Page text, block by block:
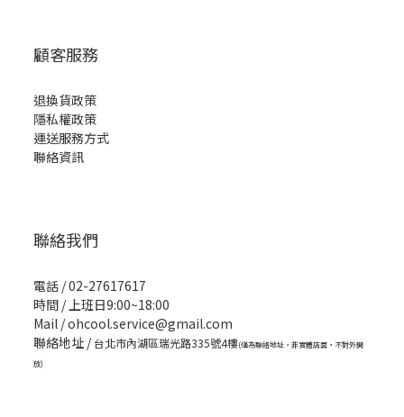
顧客服務
退換貨政策
隱私權政策
運送服務方式
聯絡資訊
聯絡我們
電話 / 02-27617617
時間 / 上班日9:00~18:00
Mail / ohcool.service@gmail.com
聯絡地址 /台北市內湖區瑞光路335號4樓(僅為聯絡地址，非實體店面，不對外開
放)